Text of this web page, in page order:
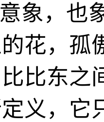
象，也
花，孤
比东之
义，它